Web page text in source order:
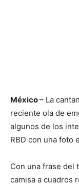
México– La
reciente ola de
algunos de los
RBD con una foto
Con una frase del
camisa a cuadros